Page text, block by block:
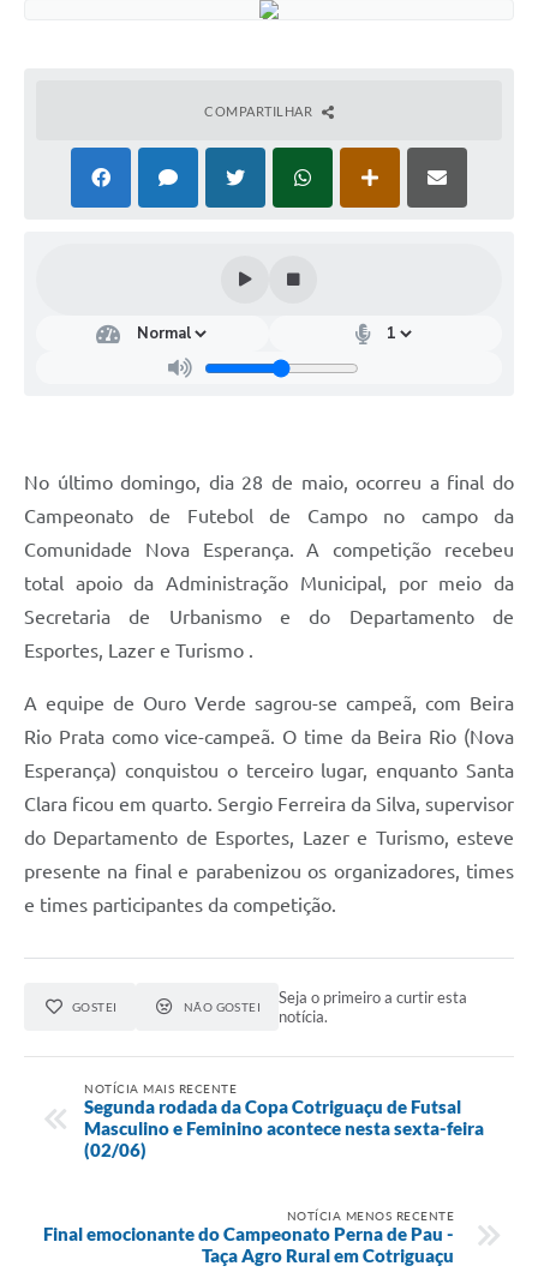
Arquivos para Download
Editais
Links
Serviços Online
Telefones Úteis
Enquete
Jornal
SIC
Diário Oficial
Contato
COMPARTILHAR
No último domingo, dia 28 de maio, ocorreu a final do
Campeonato de Futebol de Campo no campo da
Comunidade Nova Esperança. A competição recebeu
total apoio da Administração Municipal, por meio da
Secretaria de Urbanismo e do Departamento de
Esportes, Lazer e Turismo .
A equipe de Ouro Verde sagrou-se campeã, com Beira
Rio Prata como vice-campeã. O time da Beira Rio (Nova
Esperança) conquistou o terceiro lugar, enquanto Santa
Clara ficou em quarto. Sergio Ferreira da Silva, supervisor
do Departamento de Esportes, Lazer e Turismo, esteve
presente na final e parabenizou os organizadores, times
e times participantes da competição.
GOSTEI NÃO GOSTEI
Seja o primeiro a curtir esta
notícia.
NOTÍCIA MAIS RECENTE
Segunda rodada da Copa Cotriguaçu de Futsal
Masculino e Feminino acontece nesta sexta-feira
(02/06)
NOTÍCIA MENOS RECENTE
Final emocionante do Campeonato Perna de Pau -
Taça Agro Rural em Cotriguaçu